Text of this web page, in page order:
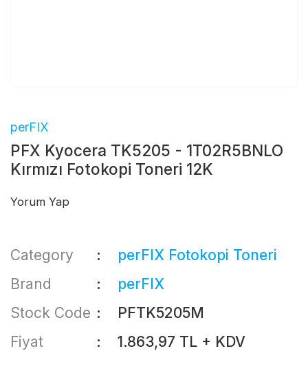
perFIX
PFX Kyocera TK5205 - 1T02R5BNLO
Kırmızı Fotokopi Toneri 12K
Yorum Yap
Category
perFIX Fotokopi Toneri
Brand
perFIX
Stock Code
PFTK5205M
Fiyat
1.863,97 TL + KDV